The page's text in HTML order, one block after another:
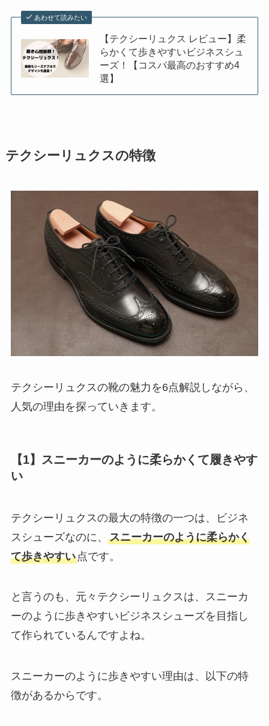
あわせて読みたい
【テクシーリュクス レビュー】柔
らかくて歩きやすいビジネスシュ
ーズ！【コスパ最高のおすすめ4
選】
テクシーリュクスの特徴
テクシーリュクスの靴の魅力を6点解説しながら、
人気の理由を探っていきます。
【1】スニーカーのように柔らかくて履きやす
い
テクシーリュクスの最大の特徴の一つは、ビジネ
スシューズなのに、 スニーカーのように柔らかく
て歩きやすい点です。
と言うのも、元々テクシーリュクスは、スニーカ
ーのように歩きやすいビジネスシューズを目指し
て作られているんですよね。
スニーカーのように歩きやすい理由は、以下の特
徴があるからです。